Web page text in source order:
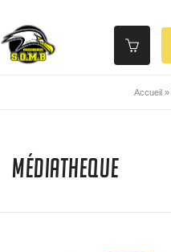
Accueil»
Médiatheque